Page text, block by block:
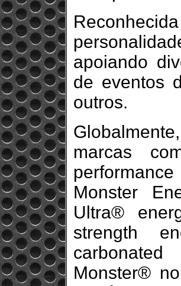
apoiando
de eventos
outros.
marcas
Monster
Ultra®️
strength
Monster®️